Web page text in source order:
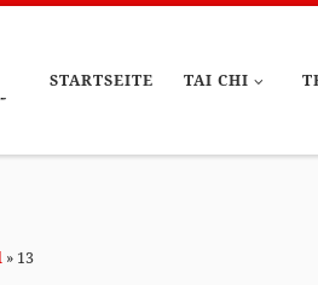
STARTSEITE TAI CHI
» 13